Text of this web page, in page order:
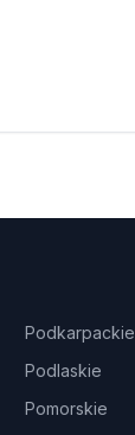
Podkarpackie
Podlaskie
Pomorskie